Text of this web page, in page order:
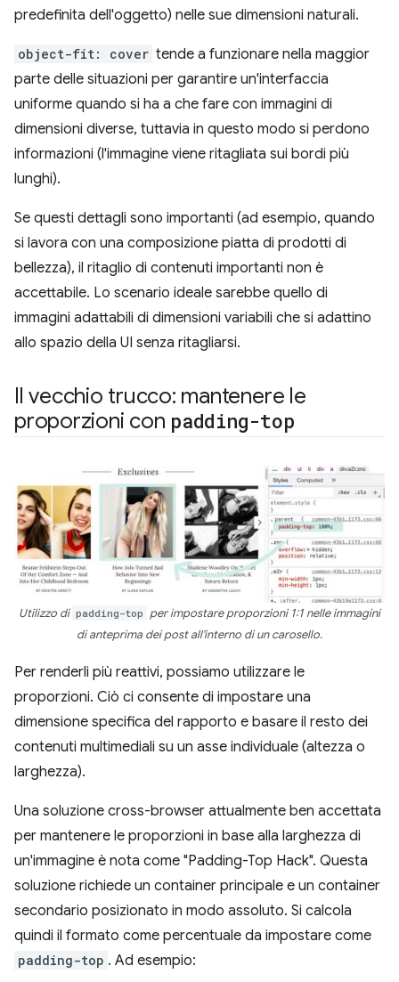
predefinita dell'oggetto) nelle sue dimensioni naturali.
object-fit: cover tende a funzionare nella maggior
parte delle situazioni per garantire un'interfaccia
uniforme quando si ha a che fare con immagini di
dimensioni diverse, tuttavia in questo modo si perdono
informazioni (l'immagine viene ritagliata sui bordi più
lunghi).
Se questi dettagli sono importanti (ad esempio, quando
si lavora con una composizione piatta di prodotti di
bellezza), il ritaglio di contenuti importanti non è
accettabile. Lo scenario ideale sarebbe quello di
immagini adattabili di dimensioni variabili che si adattino
allo spazio della UI senza ritagliarsi.
Il vecchio trucco: mantenere le
proporzioni con padding-top
Utilizzo di padding-top per impostare proporzioni 1:1 nelle immagini
di anteprima dei post all'interno di un carosello.
Per renderli più reattivi, possiamo utilizzare le
proporzioni. Ciò ci consente di impostare una
dimensione specifica del rapporto e basare il resto dei
contenuti multimediali su un asse individuale (altezza o
larghezza).
Una soluzione cross-browser attualmente ben accettata
per mantenere le proporzioni in base alla larghezza di
un'immagine è nota come "Padding-Top Hack". Questa
soluzione richiede un container principale e un container
secondario posizionato in modo assoluto. Si calcola
quindi il formato come percentuale da impostare come
padding-top . Ad esempio: